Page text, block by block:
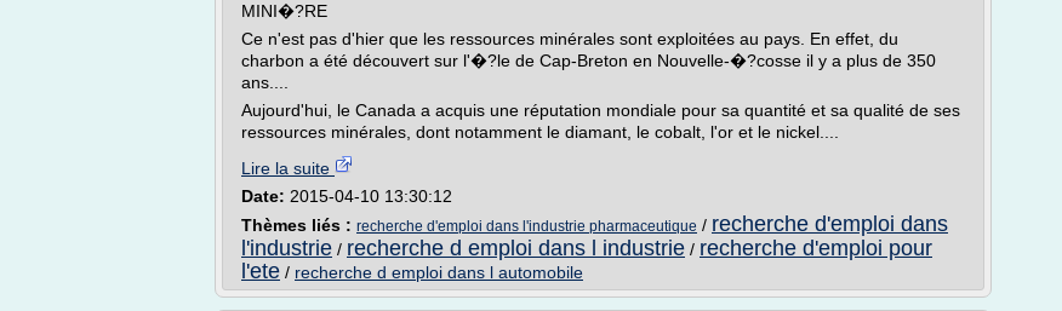
MINI�?RE
Ce n'est pas d'hier que les ressources minérales sont exploitées au pays. En effet, du
charbon a été découvert sur l'�?le de Cap-Breton en Nouvelle-�?cosse il y a plus de 350
ans....
Aujourd'hui, le Canada a acquis une réputation mondiale pour sa quantité et sa qualité de ses
ressources minérales, dont notamment le diamant, le cobalt, l'or et le nickel....
Lire la suite
Date: 2015-04-10 13:30:12
Thèmes liés : recherche d'emploi dans l'industrie pharmaceutique / recherche d'emploi dans
l'industrie / recherche d emploi dans l industrie / recherche d'emploi pour
l'ete / recherche d emploi dans l automobile